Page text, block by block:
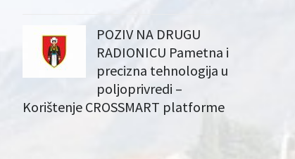
POZIV NA DRUGU
RADIONICU Pametna i
precizna tehnologija u
poljoprivredi –
Korištenje CROSSMART platforme